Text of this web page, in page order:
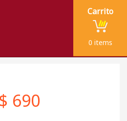
Carrito
0 items
$ 690